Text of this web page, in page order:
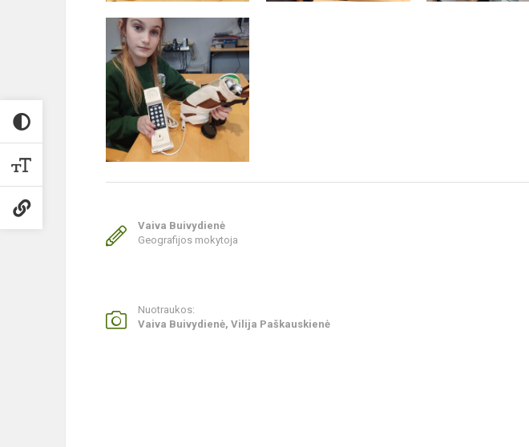
Vaiva Buivydienė
Geografijos mokytoja
Nuotraukos:
Vaiva Buivydienė, Vilija Paškauskienė